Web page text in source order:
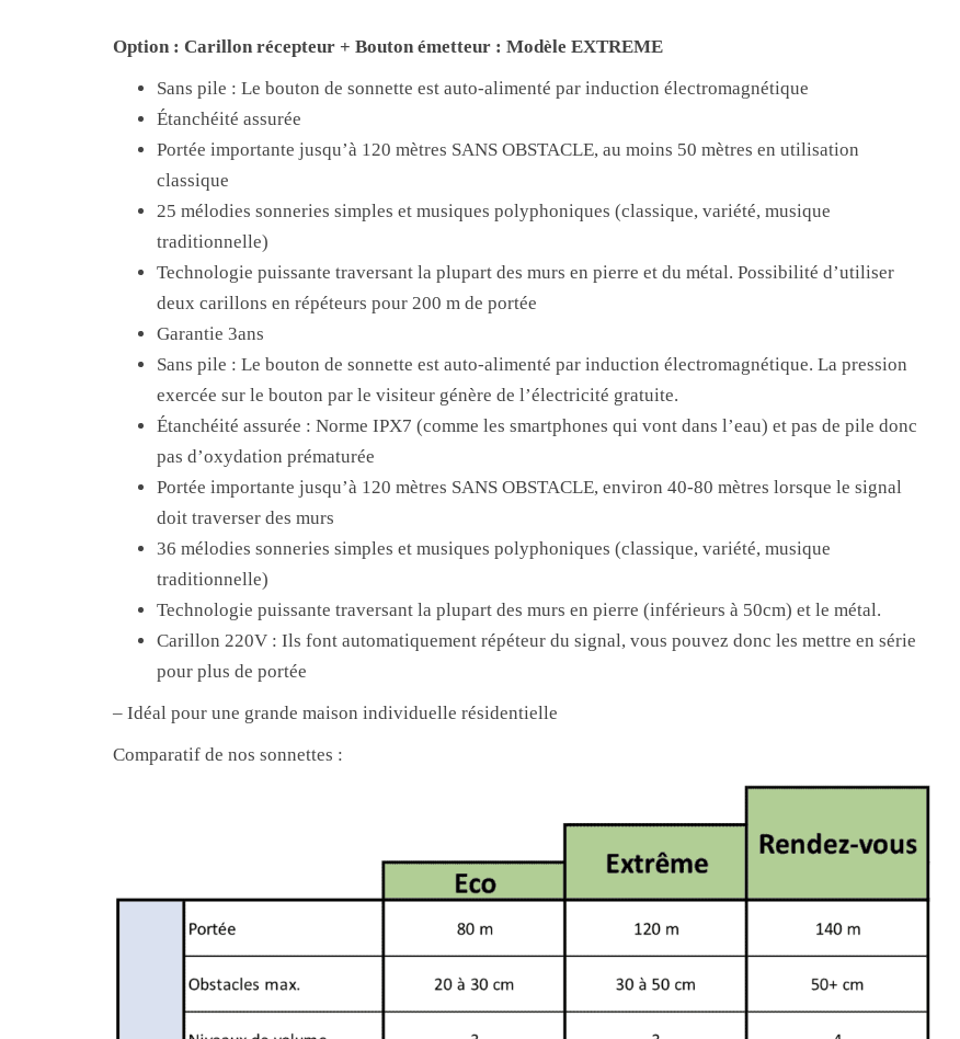
Ancien
modèle
Option : Carillon récepteur + Bouton émetteur : Modèle EXTREME
Sans pile : Le bouton de sonnette est auto-alimenté par induction électromagnétique
Étanchéité assurée
Portée importante jusqu’à 120 mètres SANS OBSTACLE, au moins 50 mètres en utilisation
classique
25 mélodies sonneries simples et musiques polyphoniques (classique, variété, musique
traditionnelle)
Technologie puissante traversant la plupart des murs en pierre et du métal. Possibilité d’utiliser
deux carillons en répéteurs pour 200 m de portée
Garantie 3ans
Sans pile : Le bouton de sonnette est auto-alimenté par induction électromagnétique. La pression
exercée sur le bouton par le visiteur génère de l’électricité gratuite.
Étanchéité assurée : Norme IPX7 (comme les smartphones qui vont dans l’eau) et pas de pile donc
pas d’oxydation prématurée
Portée importante jusqu’à 120 mètres SANS OBSTACLE, environ 40-80 mètres lorsque le signal
doit traverser des murs
36 mélodies sonneries simples et musiques polyphoniques (classique, variété, musique
traditionnelle)
Technologie puissante traversant la plupart des murs en pierre (inférieurs à 50cm) et le métal.
Carillon 220V : Ils font automatiquement répéteur du signal, vous pouvez donc les mettre en série
pour plus de portée
– Idéal pour une grande maison individuelle résidentielle
Comparatif de nos sonnettes :